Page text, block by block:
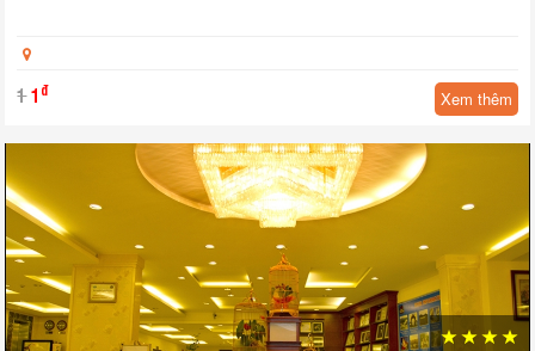
11 đ Xem thêm